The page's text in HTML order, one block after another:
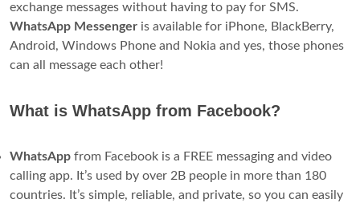
exchange messages without having to pay for SMS.
WhatsApp Messenger is available for iPhone, BlackBerry,
Android, Windows Phone and Nokia and yes, those phones
can all message each other!
What is WhatsApp from Facebook?
WhatsApp from Facebook is a FREE messaging and video
calling app. It’s used by over 2B people in more than 180
countries. It’s simple, reliable, and private, so you can easily